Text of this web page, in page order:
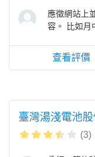
應徵網站上
容。 比如月
查看評價
臺灣湯淺電池股
(3)